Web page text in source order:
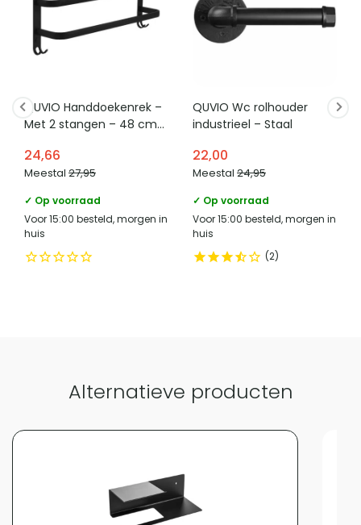
Breedte (in CM) 11
Lengte (in CM) 25
Stijl Landelijk, Modern, Universeel
Categorie Toiletrolhouders
Bevestigingsmethode Schroeven
Vergelijk met alternatieven
omschreven als landelijk, modern en universeel, waardoor
de houder in verschillende interieurs kan worden toegepast.
voorkomen dat de toiletrol van de houder valt. Dit maakt
het ontwerp praktisch in gebruik en houdt de toiletrol
QUVIO Handdoekenrek –
Met 2 stangen – 48 cm
24,66
Meestal 27,95
✓ Op voorraad
Voor 15:00 besteld, morgen in
huis
QUVIO Wc rolhouder
industrieel – Staal
22,00
Meestal 24,95
✓ Op voorraad
Voor 15:00 besteld, morgen in
huis
2
Alternatieve producten